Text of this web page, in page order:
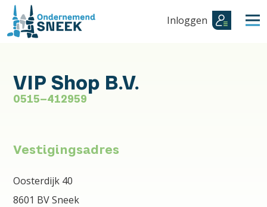
Inloggen
VIP Shop B.V.
0515-412959
Vestigingsadres
Oosterdijk 40
8601 BV Sneek